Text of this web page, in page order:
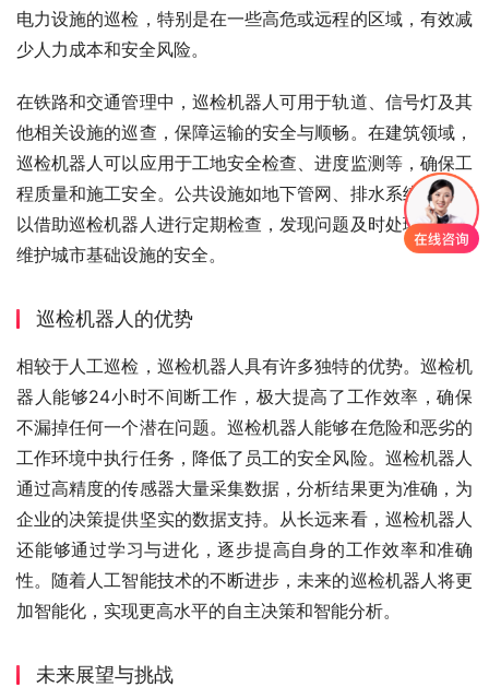
电力设施的巡检，特别是在一些高危或远程的区域，有效减
少人力成本和安全风险。
在铁路和交通管理中，巡检机器人可用于轨道、信号灯及其
他相关设施的巡查，保障运输的安全与顺畅。在建筑领域，
巡检机器人可以应用于工地安全检查、进度监测等，确保工
程质量和施工安全。公共设施如地下管网、排水系统等也可
以借助巡检机器人进行定期检查，发现问题及时处理，有效
维护城市基础设施的安全。
巡检机器人的优势
相较于人工巡检，巡检机器人具有许多独特的优势。巡检机
器人能够24小时不间断工作，极大提高了工作效率，确保
不漏掉任何一个潜在问题。巡检机器人能够在危险和恶劣的
工作环境中执行任务，降低了员工的安全风险。巡检机器人
通过高精度的传感器大量采集数据，分析结果更为准确，为
企业的决策提供坚实的数据支持。从长远来看，巡检机器人
还能够通过学习与进化，逐步提高自身的工作效率和准确
性。随着人工智能技术的不断进步，未来的巡检机器人将更
加智能化，实现更高水平的自主决策和智能分析。
未来展望与挑战